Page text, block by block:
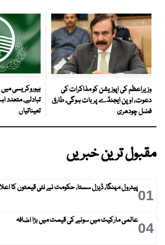
وزیراعظم کی اپوزیشن کو مذاکرات کی
دعوت، اوپن ایجنڈے پر بات ہوگی، طارق
فضل چودھری
بیوروکریسی
تبادلے، متعدد
تعیناتیاں
مقبول ترین خبریں
01پیٹرول مہنگا، ڈیزل سستا، حکومت نے نئی قیمتوں کا
04عالمی مارکیٹ میں سونے کی قیمت میں بڑا اضافہ